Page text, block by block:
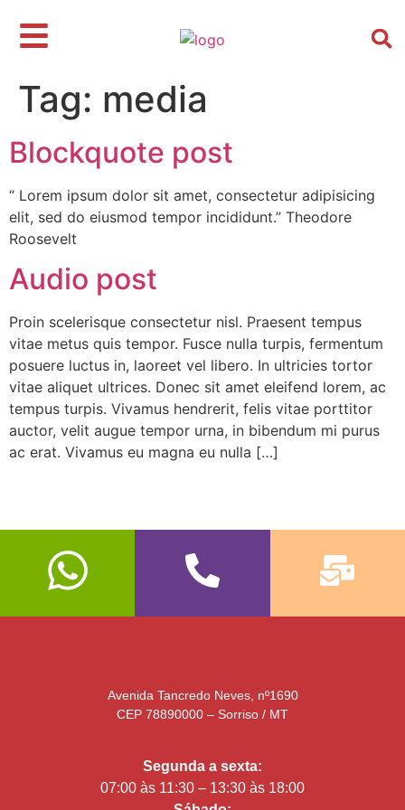
Tag: media
Blockquote post
“ Lorem ipsum dolor sit amet, consectetur adipisicing
elit, sed do eiusmod tempor incididunt.” Theodore
Roosevelt
Audio post
Proin scelerisque consectetur nisl. Praesent tempus
vitae metus quis tempor. Fusce nulla turpis, fermentum
posuere luctus in, laoreet vel libero. In ultricies tortor
vitae aliquet ultrices. Donec sit amet eleifend lorem, ac
tempus turpis. Vivamus hendrerit, felis vitae porttitor
auctor, velit augue tempor urna, in bibendum mi purus
ac erat. Vivamus eu magna eu nulla […]
Avenida Tancredo Neves, nº1690
CEP 78890000 – Sorriso / MT
Segunda a sexta:
07:00 às 11:30 – 13:30 às 18:00